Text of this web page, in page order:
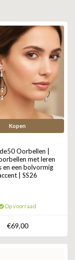
Kopen
Oorbellen |
met leren
en een bolvormig
| SS26
Op voorraad
€69,00